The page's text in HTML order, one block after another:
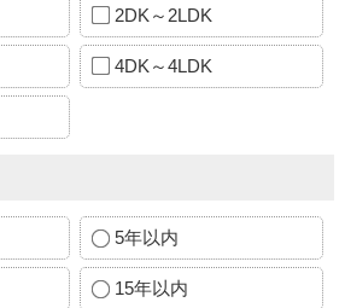
2DK～2LDK
4DK～4LDK
5年以内
15年以内